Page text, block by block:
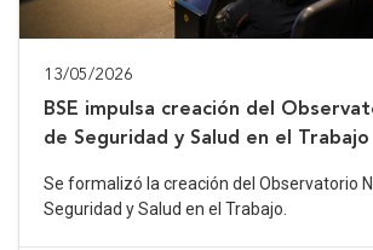
13/05/2026
BSE impulsa creación del
de Seguridad y Salud en el Trabajo
Se formalizó la creación del Observatorio
Seguridad y Salud en el Trabajo.